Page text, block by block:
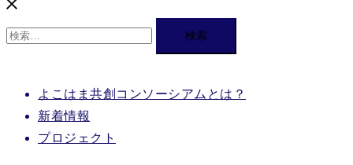
検
よこはま共創コンソーシアムとは？
新着情報
プロジェクト